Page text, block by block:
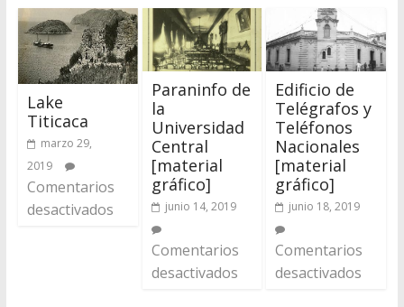
Lake
Titicaca
marzo 29,
2019
Comentarios
desactivados
Paraninfo de
la
Universidad
Central
[material
gráfico]
junio 14, 2019
Comentarios
desactivados
Edificio de
Telégrafos y
Teléfonos
Nacionales
[material
gráfico]
junio 18, 2019
Comentarios
desactivados